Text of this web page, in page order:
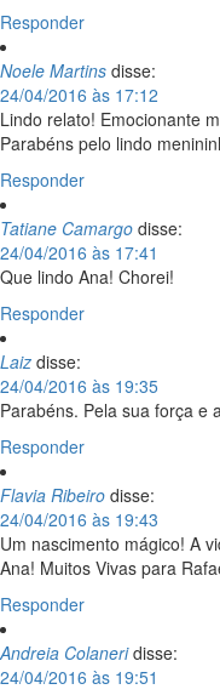
Responder
Noele Martins disse:
24/04/2016 às 17:12
Lindo relato! Emocionante
Parabéns pelo lindo
Responder
Tatiane Camargo disse:
24/04/2016 às 17:41
Que lindo Ana! Chorei!
Responder
Laiz disse:
24/04/2016 às 19:35
Parabéns. Pela sua força
Responder
Flavia Ribeiro disse:
24/04/2016 às 19:43
Um nascimento mágico! A
Ana! Muitos Vivas para
Responder
Andreia Colaneri disse:
24/04/2016 às 19:51